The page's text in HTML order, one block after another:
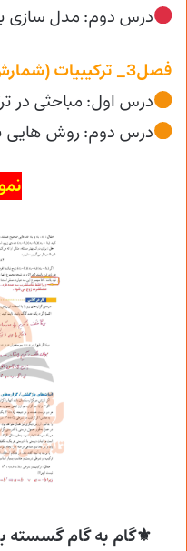
درس دوم: مدل سازی
فصل3_ ترکیبیات (شمارش)
درس اول: مباحثی در
درس دوم: روش هایی
⚜گام به گام گسسته